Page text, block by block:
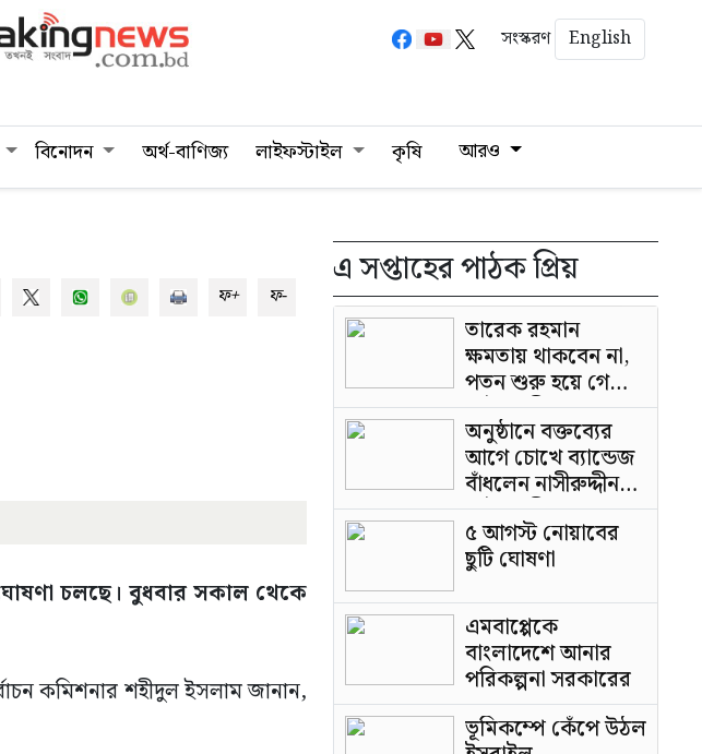
সংস্করণ English
বিনোদন অর্থ-বাণিজ্য লাইফস্টাইল কৃষি আরও
ফ+ ফ-
ঘোষণা চলছে। বুধবার সকাল থেকে
কমিশনার শহীদুল ইসলাম জানান,
এ সপ্তাহের পাঠক প্রিয়
তারেক রহমান
ক্ষমতায় থাকবেন না,
পতন শুরু হয়ে গেছে:
পাটওয়ারী
অনুষ্ঠানে বক্তব্যের
আগে চোখে ব্যান্ডেজ
বাঁধলেন নাসীরুদ্দীন
পাটওয়ারী
৫ আগস্ট নোয়াবের
ছুটি ঘোষণা
এমবাপ্পেকে
বাংলাদেশে আনার
পরিকল্পনা সরকারের
ভূমিকম্পে কেঁপে উঠল